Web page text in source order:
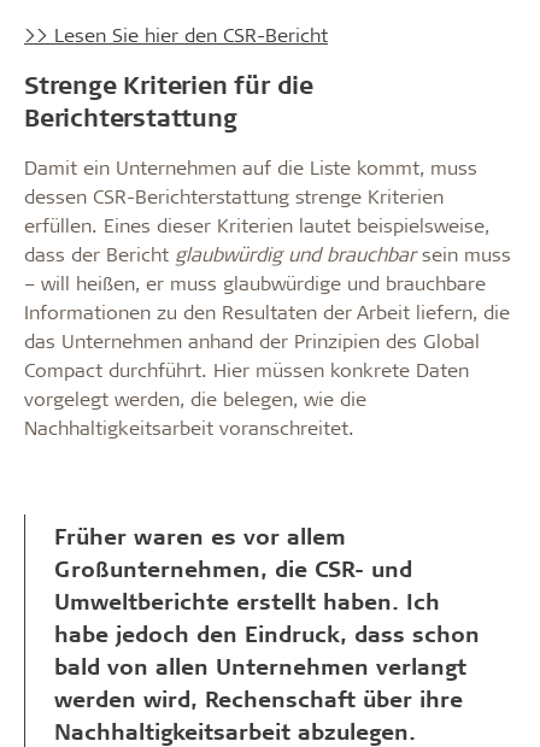
>> Lesen Sie hier den CSR-Bericht
Strenge Kriterien für die
Berichterstattung
Damit ein Unternehmen auf die Liste kommt, muss
dessen CSR-Berichterstattung strenge Kriterien
erfüllen. Eines dieser Kriterien lautet beispielsweise,
dass der Bericht glaubwürdig und brauchbarsein muss
– will heißen, er muss glaubwürdige und brauchbare
Informationen zu den Resultaten der Arbeit liefern, die
das Unternehmen anhand der Prinzipien des Global
Compact durchführt. Hier müssen konkrete Daten
vorgelegt werden, die belegen, wie die
Nachhaltigkeitsarbeit voranschreitet.
Früher waren es vor allem
Großunternehmen, die CSR- und
Umweltberichte erstellt haben. Ich
habe jedoch den Eindruck, dass schon
bald von allen Unternehmen verlangt
werden wird, Rechenschaft über ihre
Nachhaltigkeitsarbeit abzulegen.